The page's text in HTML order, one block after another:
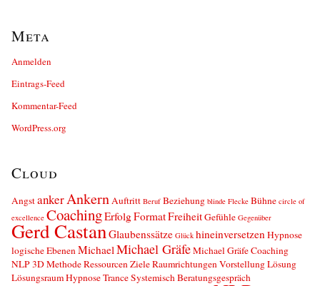
Meta
Anmelden
Eintrags-Feed
Kommentar-Feed
WordPress.org
Cloud
AngstankerAnkernAuftritt Beruf Beziehung blinde Flecke Bühne circle of
excellence CoachingErfolgFormatFreiheitGefühle Gegenüber
Gerd CastanGlaubenssätze Glück hineinversetzenHypnose
logische EbenenMichaelMichael GräfeMichael Gräfe Coaching
NLP 3D Methode Ressourcen Ziele Raumrichtungen Vorstellung Lösung
Lösungsraum Hypnose Trance Systemisch Beratungsgespräch